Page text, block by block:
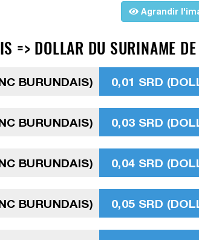
Agrandir
=> DOLLAR DU SURINAME
BURUNDAIS) 0,01 SRD
BURUNDAIS) 0,03 SRD
BURUNDAIS) 0,04 SRD
BURUNDAIS) 0,05 SRD